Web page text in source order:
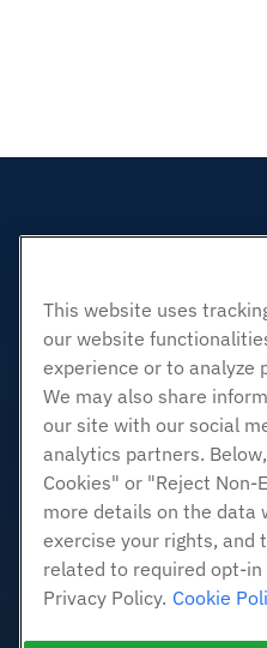
This website uses
our website
experience or to analyze
We may also share
our site with our social
analytics partners.
Cookies" or "Reject Non-
more details on the data
exercise your rights, and
related to required opt-in
Privacy Policy. Cookie